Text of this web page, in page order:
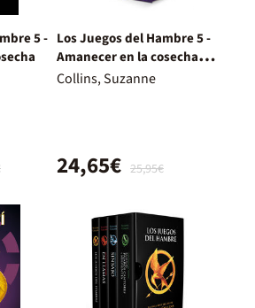
5 - Los Juegos del Hambre 5 -
Amanecer en la cosecha
(edición especial)
Collins, Suzanne
25,95€
24,65€